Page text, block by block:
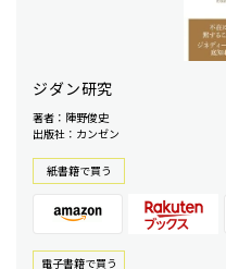
ジダン研究
著者：陣野俊史
出版社：カンゼン
紙書籍で買う
電⼦書籍で買う